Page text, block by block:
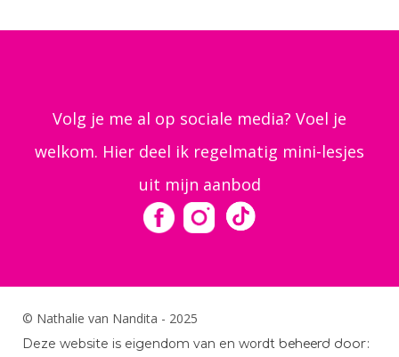
Volg je me al op sociale media? Voel je
welkom. Hier deel ik regelmatig mini-lesjes
uit mijn aanbod
© Nathalie van Nandita - 2025
Deze website is eigendom van en wordt beheerd door: